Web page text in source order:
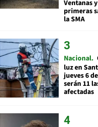
Ventanas
primeras
la SMA
Nacional
luz en
jueves 6
serán 11
afectadas